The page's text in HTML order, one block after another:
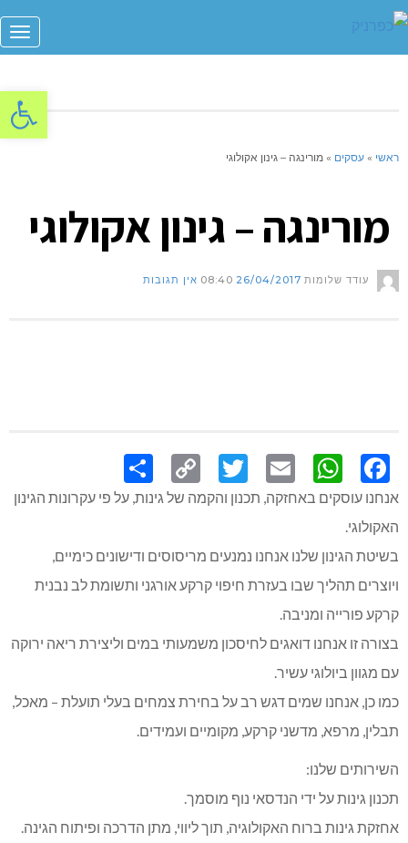
ראשי » עסקים » מורינגה – גינון אקולוגי
מורינגה – גינון אקולוגי
עודד שלומות 26/04/2017
08:40 אין תגובות
Facebook
WhatsApp
Email
Twitter
Copy
Link
אנחנו עוסקים באחזקה, תכנון והקמה של גינות, על פי עקרונות הגינון
האקולוגי.
בשיטת הגינון שלנו אנחנו נמנעים מריסוסים ודישונים כימיים,
ויוצרים תהליך שבו בעזרת חיפוי קרקע אורגני ותשומת לב נבנית
קרקע פורייה ומניבה.
בצורה זו אנחנו דואגים לחיסכון משמעותי במים וליצירת ריאה ירוקה
עם מגוון ביולוגי עשיר.
כמו כן, אנחנו שמים דגש רב על בחירת צמחים בעלי תועלת – מאכל,
תבלין, מרפא, מדשני קרקע, מקומיים ועמידים.
השירותים שלנו:
תכנון גינות על ידי הנדסאי נוף מוסמך.
אחזקת גינות ברוח האקולוגיה, תוך ליווי, מתן הדרכה ופיתוח הגינה.
פתח